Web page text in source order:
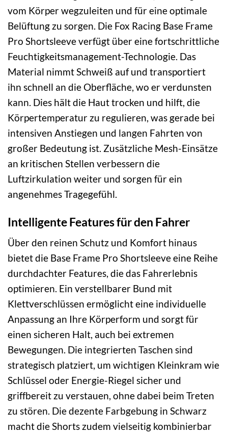
vom Körper wegzuleiten und für eine optimale
Belüftung zu sorgen. Die Fox Racing Base Frame
Pro Shortsleeve verfügt über eine fortschrittliche
Feuchtigkeitsmanagement-Technologie. Das
Material nimmt Schweiß auf und transportiert
ihn schnell an die Oberfläche, wo er verdunsten
kann. Dies hält die Haut trocken und hilft, die
Körpertemperatur zu regulieren, was gerade bei
intensiven Anstiegen und langen Fahrten von
großer Bedeutung ist. Zusätzliche Mesh-Einsätze
an kritischen Stellen verbessern die
Luftzirkulation weiter und sorgen für ein
angenehmes Tragegefühl.
Intelligente Features für den Fahrer
Über den reinen Schutz und Komfort hinaus
bietet die Base Frame Pro Shortsleeve eine Reihe
durchdachter Features, die das Fahrerlebnis
optimieren. Ein verstellbarer Bund mit
Klettverschlüssen ermöglicht eine individuelle
Anpassung an Ihre Körperform und sorgt für
einen sicheren Halt, auch bei extremen
Bewegungen. Die integrierten Taschen sind
strategisch platziert, um wichtigen Kleinkram wie
Schlüssel oder Energie-Riegel sicher und
griffbereit zu verstauen, ohne dabei beim Treten
zu stören. Die dezente Farbgebung in Schwarz
macht die Shorts zudem vielseitig kombinierbar